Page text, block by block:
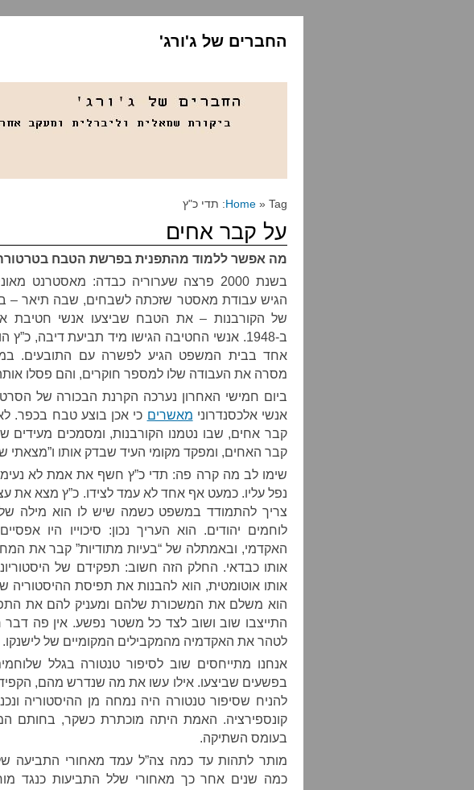
החברים של ג'ורג'
Home » Tag: תדי כ"ץ
על קבר אחים
מה אפשר ללמוד מהתפנית בפרשת הטבח בטרטורה:
בשנת 2000 פרצה שערוריה כבדה: מאסטרנט
הגיש עבודת מאסטר שזכתה לשבחים, שבה תיאר –
של הקורבנות – את הטבח שביצעו אנשי חטיבת
ב-1948. אנשי החטיבה הגישו מיד תביעת דיבה, כ”ץ
אחד בבית המשפט הגיע לפשרה עם התובעים.
מסרה את העבודה שלו למספר חוקרים, והם פסלו
ביום חמישי האחרון נערכה הקרנת הבכורה של
אנשי אלכסנדרוני מאשרים כי אכן בוצע טבח בכפר.
קבר אחים, שבו נטמנו הקורבנות, ומסמכים מעידים
קבר האחים, ומפקד מקומי העיד שבדק אותו ו”מצאתי
שימו לב מה קרה פה: תדי כ”ץ חשף את אמת לא
נפל עליו. כמעט אף אחד לא עמד לצידו. כ”ץ מצא את
צריך להתמודד במשפט כשמה שיש לו הוא מילה
לוחמים יהודים. הוא העריך נכון: סיכוייו היו
האקדמי, ובאמתלה של “בעיות מתודיות” קבר את
אותו כבדאי. החלק הזה חשוב: תפקידם של
אותו אוטומטית, הוא להבנות את תפיסת
הוא משלם את המשכורת שלהם ומעניק להם את
התייצבו שוב ושוב לצד כל משטר נפשע. אין פה
לטהר את האקדמיה מהמקבילים המקומיים של לישנקו.
אנחנו מתייחסים שוב לסיפור טנטורה בגלל
בפשעים שביצעו. אילו עשו את מה שנדרש מהם,
להניח שסיפור טנטורה היה נמחה מן ההיסטוריה
קונספירציה. האמת היתה מוכתרת כשקר, בחותם
בעומס השתיקה.
מותר לתהות עד כמה צה”ל עמד מאחורי התביעה
כמה שנים אחר כך מאחורי שלל התביעות כנגד